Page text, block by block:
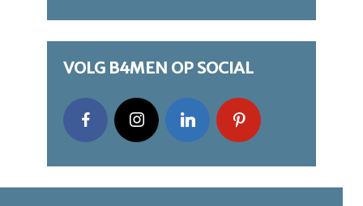
VOLG B4MEN OP SOCIAL